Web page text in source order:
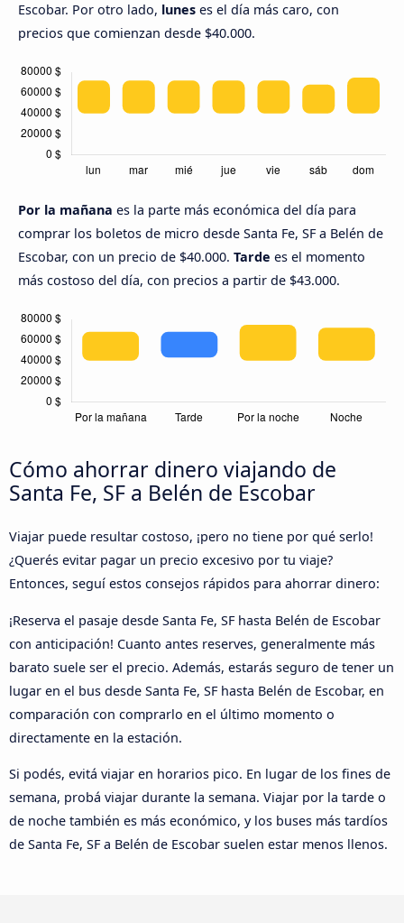
Escobar. Por otro lado, lunes es el día más caro, con
precios que comienzan desde $40.000.
Por la mañana es la parte más económica del día para
comprar los boletos de micro desde Santa Fe, SF a Belén de
Escobar, con un precio de $40.000. Tarde es el momento
más costoso del día, con precios a partir de $43.000.
Cómo ahorrar dinero viajando de
Santa Fe, SF a Belén de Escobar
Viajar puede resultar costoso, ¡pero no tiene por qué serlo!
¿Querés evitar pagar un precio excesivo por tu viaje?
Entonces, seguí estos consejos rápidos para ahorrar dinero:
¡Reserva el pasaje desde Santa Fe, SF hasta Belén de Escobar
con anticipación! Cuanto antes reserves, generalmente más
barato suele ser el precio. Además, estarás seguro de tener un
lugar en el bus desde Santa Fe, SF hasta Belén de Escobar, en
comparación con comprarlo en el último momento o
directamente en la estación.
Si podés, evitá viajar en horarios pico. En lugar de los fines de
semana, probá viajar durante la semana. Viajar por la tarde o
de noche también es más económico, y los buses más tardíos
de Santa Fe, SF a Belén de Escobar suelen estar menos llenos.